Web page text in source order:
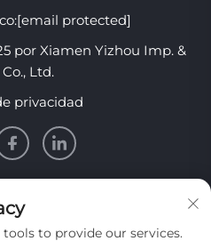
[email protected]
por Xiamen Yizhou Imp. &
Ltd.
privacidad
nuestro boletín semanal
to provide our services.